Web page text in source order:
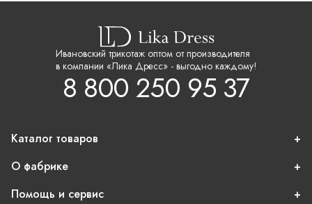
Ивановский трикотаж оптом от производителя
в компании «Лика Дресс» - выгодно каждому!
8 800 250 95 37
Каталог товаров
О фабрике
Помощь и сервис